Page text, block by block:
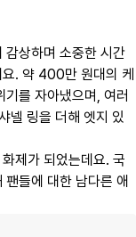
상하며 소중한 시간
요. 약 400만 원대의 케
를 자아냈으며, 여러
넬 링을 더해 엣지 있
제가 되었는데요. 국
팬들에 대한 남다른 애